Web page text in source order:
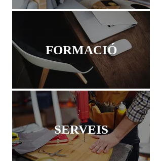
FORMACIÓ
SERVEIS